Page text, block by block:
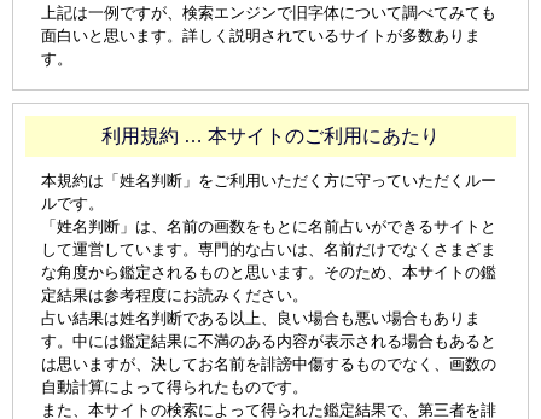
上記は一例ですが、検索エンジンで旧字体について調べてみても
面白いと思います。詳しく説明されているサイトが多数ありま
す。
利用規約 … 本サイトのご利用にあたり
本規約は「姓名判断」をご利用いただく方に守っていただくルー
ルです。
「姓名判断」は、名前の画数をもとに名前占いができるサイトと
して運営しています。専門的な占いは、名前だけでなくさまざま
な角度から鑑定されるものと思います。そのため、本サイトの鑑
定結果は参考程度にお読みください。
占い結果は姓名判断である以上、良い場合も悪い場合もありま
す。中には鑑定結果に不満のある内容が表示される場合もあると
は思いますが、決してお名前を誹謗中傷するものでなく、画数の
自動計算によって得られたものです。
また、本サイトの検索によって得られた鑑定結果で、第三者を誹